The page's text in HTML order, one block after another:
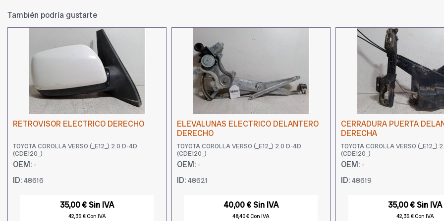
También podría gustarte
RETROVISOR ELECTRICO DERECHO
TOYOTA COROLLA VERSO (_E12_) 2.0 D-4D
(CDE120_)
OEM: -
ID: 48616
35,00 € Sin IVA
42,35 € Con IVA
ELEVALUNAS ELECTRICO DELANTERO
DERECHO
TOYOTA COROLLA VERSO (_E12_) 2.0 D-4D
(CDE120_)
OEM: -
ID: 48621
40,00 € Sin IVA
48,40 € Con IVA
CERRADURA PUERTA
DERECHA
TOYOTA COROLLA VERSO (_E12_)
(CDE120_)
OEM: -
ID: 48619
35,00 € Sin IVA
42,35 € Con IVA